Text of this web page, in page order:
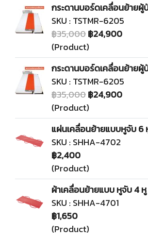
กระดานบอร์ดเคลื่อนย้ายผู้
SKU : TSTMR-6205
฿35,000฿24,900
(Product)
กระดานบอร์ดเคลื่อนย้ายผู้
SKU : TSTMR-6205
฿35,000฿24,900
(Product)
แผ่นเคลื่อนย้ายแบบหูจับ 6
SKU : SHHA-4702
฿2,400
(Product)
ผ้าเคลื่อนย้ายแบบ หูจับ 4 หู
SKU : SHHA-4701
฿1,650
(Product)